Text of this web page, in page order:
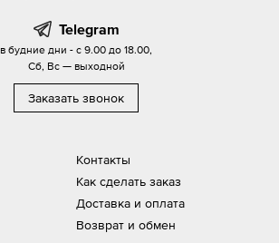
Контакты
Как сделать заказ
Доставка и оплата
Возврат и обмен
Telegram
в будние дни - с 9.00 до 18.00,
Сб, Вс — выходной
Заказать звонок